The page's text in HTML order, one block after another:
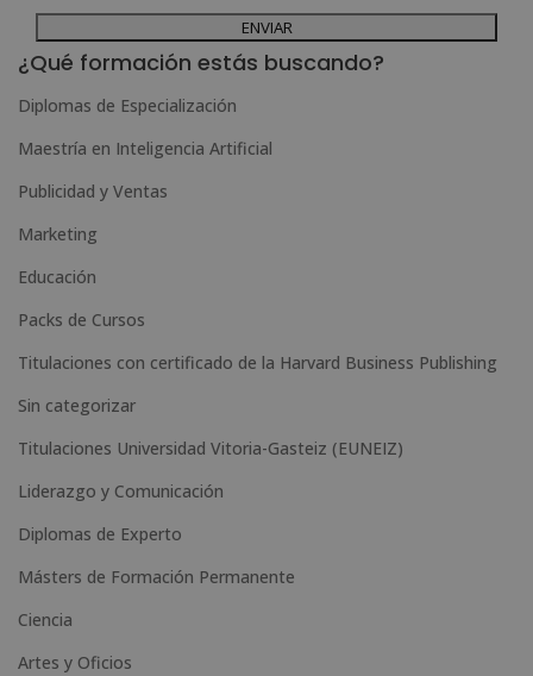
Para más información consulte nuestra Política de Privacidad.
Desea recibir información comercial (vía telefónica y/o email):
A
l
e
r
n
i
v
e
¿Qué formación estás buscando?
Diplomas de Especialización
Maestría en Inteligencia Artificial
Publicidad y Ventas
Marketing
Educación
Packs de Cursos
Titulaciones con certificado de la Harvard Business Publishing
Sin categorizar
Titulaciones Universidad Vitoria-Gasteiz (EUNEIZ)
Liderazgo y Comunicación
Diplomas de Experto
Másters de Formación Permanente
Ciencia
Artes y Oficios